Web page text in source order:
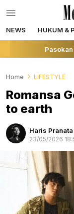
NEWS HUKUM &
Pasokan
Home LIFESTYLE
Romansa
to earth
Haris Pranata
23/05/2026